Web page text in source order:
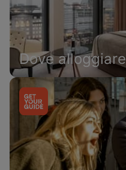
Dove alloggiare